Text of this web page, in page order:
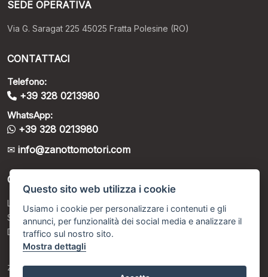
Questo sito web utilizza i cookie
Usiamo i cookie per personalizzare i contenuti e gli
annunci, per funzionalità dei social media e analizzare il
traffico sul nostro sito.
Mostra dettagli
SEDE OPERATIVA
Via G. Saragat 225 45025 Fratta Polesine (RO)
CONTATTACI
Telefono:
+39 328 0213980
WhatsApp:
+39 328 0213980
info@zanottomotori.com
ORARI DI APERTURA
Lunedì – Venerdì: 9:00 - 12:30 / 15:00 - 19:00
Sabato: 9:00 - 12:30 / Su appuntamento programmato
Domenica: Chiusi
ZANOTTO MOTORI S.R.L. - Via Tabazzotto 2 45025 Fratta Polesine